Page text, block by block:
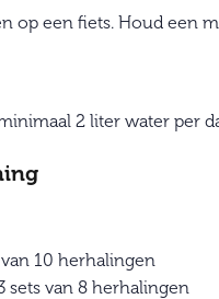
op een fiets. Houd een
2 liter water per
van 10 herhalingen
sets van 8 herhalingen